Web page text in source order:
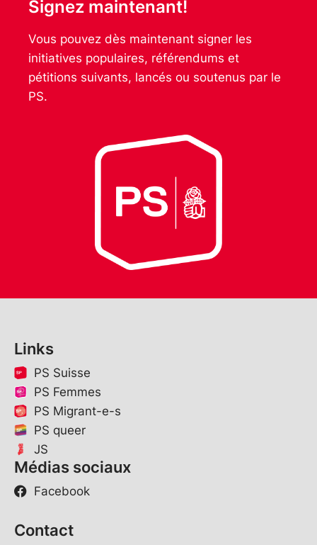
Signez maintenant!
Vous pouvez dès maintenant signer les
initiatives populaires, référendums et
pétitions suivants, lancés ou soutenus par le
PS.
Links
PS Suisse
PS Femmes
PS Migrant-e-s
PS queer
JS
Médias sociaux
Facebook
Contact